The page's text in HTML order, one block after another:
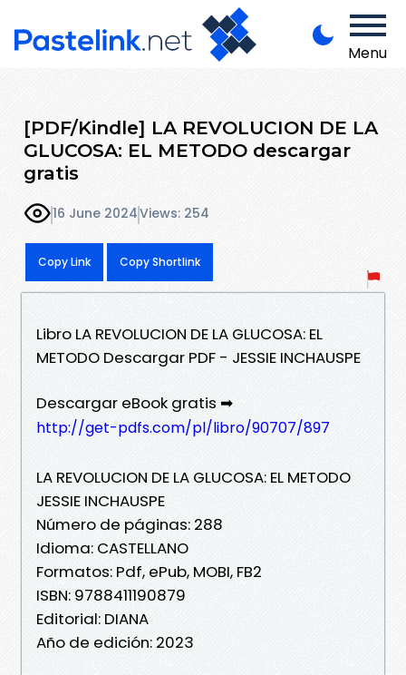
Menu
[PDF/Kindle] LA REVOLUCION DE LA
GLUCOSA: EL METODO descargar
gratis
16 June 2024Views: 254
Copy Link Copy Shortlink
Libro LA REVOLUCION DE LA GLUCOSA: EL
METODO Descargar PDF - JESSIE INCHAUSPE
Descargar eBook gratis ➡
http://get-pdfs.com/pl/libro/90707/897
LA REVOLUCION DE LA GLUCOSA: EL METODO
JESSIE INCHAUSPE
Número de páginas: 288
Idioma: CASTELLANO
Formatos: Pdf, ePub, MOBI, FB2
ISBN: 9788411190879
Editorial: DIANA
Año de edición: 2023